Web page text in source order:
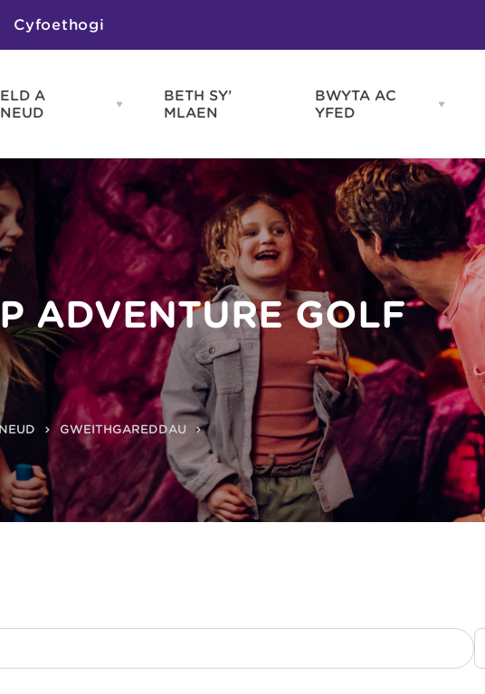
Cyfoethogi
A
Open
GWNEUD
menu
Atyniadau
a Golygfeydd
BETH SY’
MLAEN
BWYTA AC
YFED
Open
YFED
menu
Blas ar Gymru
Bwytai
Tafarndai a Bariau
Caffis a Delis
ADVENTURE GOLF
GWEITHGAREDDAU